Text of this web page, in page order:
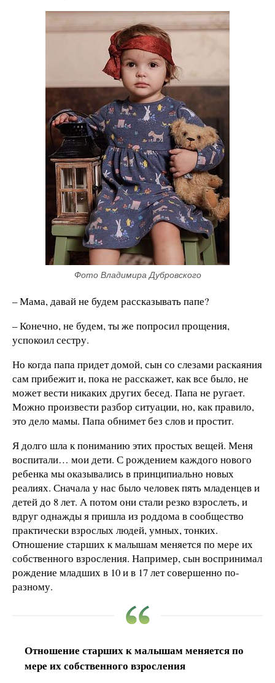
Фото Владимира Дубровского
– Мама, давай не будем рассказывать папе?
– Конечно, не будем, ты же попросил прощения,
успокоил сестру.
Но когда папа придет домой, сын со слезами раскаяния
сам прибежит и, пока не расскажет, как все было, не
может вести никаких других бесед. Папа не ругает.
Можно произвести разбор ситуации, но, как правило,
это дело мамы. Папа обнимет без слов и простит.
Я долго шла к пониманию этих простых вещей. Меня
воспитали… мои дети. С рождением каждого нового
ребенка мы оказывались в принципиально новых
реалиях. Сначала у нас было человек пять младенцев и
детей до 8 лет. А потом они стали резко взрослеть, и
вдруг однажды я пришла из роддома в сообщество
практически взрослых людей, умных, тонких.
Отношение старших к малышам меняется по мере их
собственного взросления. Например, сын воспринимал
рождение младших в 10 и в 17 лет совершенно по-
разному.
Отношение старших к малышам меняется по
мере их собственного взросления